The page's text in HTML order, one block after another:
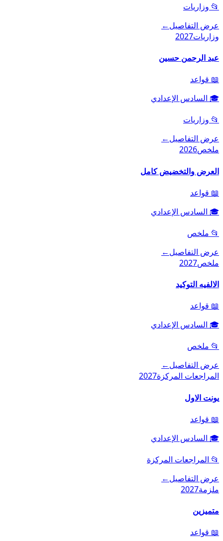
📂 وزاريات
عرض التفاصيل←
وزاريات2027
عبد الرحمن حسين
📖 قواعد
🎓 السادس الإعدادي
📂 وزاريات
عرض التفاصيل←
ملخص2026
العرض والتخضيض كامل
📖 قواعد
🎓 السادس الإعدادي
📂 ملخص
عرض التفاصيل←
ملخص2027
الالفيه التوكيد
📖 قواعد
🎓 السادس الإعدادي
📂 ملخص
عرض التفاصيل←
المراجعات المركزة2027
يونت الاول
📖 قواعد
🎓 السادس الإعدادي
📂 المراجعات المركزة
عرض التفاصيل←
ملزمة2027
متميزين
📖 قواعد